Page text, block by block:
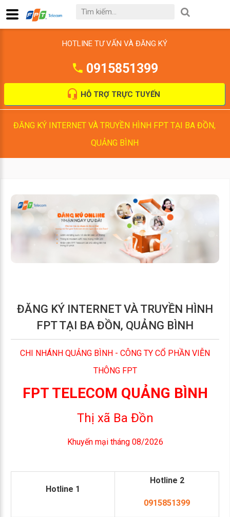
HOTLINE TƯ VẤN VÀ ĐĂNG KÝ
0915851399
HỖ TRỢ TRỰC TUYẾN
ĐĂNG KÝ INTERNET VÀ TRUYỀN HÌNH FPT TẠI BA ĐỒN,
QUẢNG BÌNH
ĐĂNG KÝ INTERNET VÀ TRUYỀN HÌNH
FPT TẠI BA ĐỒN, QUẢNG BÌNH
CHI NHÁNH QUẢNG BÌNH - CÔNG TY CỔ PHẦN VIỄN
THÔNG FPT
FPT TELECOM QUẢNG BÌNH
Thị xã Ba Đồn
Khuyến mại tháng 08/2026
Hotline 1
Hotline 2
0915851399